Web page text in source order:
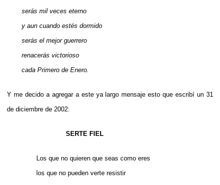
serás mil veces eterno
y aun cuando estés dormido
serás el mejor guerrero
renacerás victorioso
cada Primero de Enero.
Y me decido a agregar a este ya largo mensaje esto que escribí un 31
de diciembre de 2002:
SERTE FIEL
Los que no quieren que seas como eres
los que no pueden verte resistir